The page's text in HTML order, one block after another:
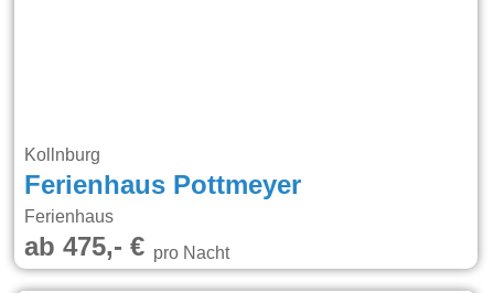
Kollnburg
Ferienhaus Pottmeyer
Ferienhaus
ab 475,- €pro Nacht